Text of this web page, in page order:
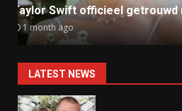
Ray J klaagt Kim
9 months ago
LATEST NEWS